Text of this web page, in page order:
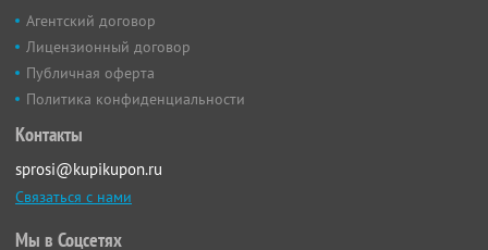
Агентский договор
Лицензионный договор
Публичная оферта
Политика конфиденциальности
Контакты
sprosi@kupikupon.ru
Связаться с нами
Мы в Соцсетях